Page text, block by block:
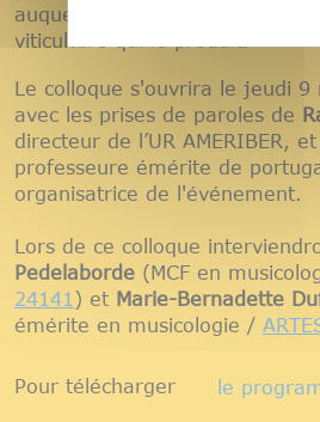
auquel il peut parfois
viticulture qui le produit.
Le colloque s'ouvrira le jeudi 9
avec les prises de paroles de
directeur de l’UR AMERIBER, et
professeure émérite de
organisatrice de l'événement.
Lors de ce colloque
Pedelaborde (MCF en
24141 ) et Marie-Bernadette
émérite en musicologie /
Pour télécharger le